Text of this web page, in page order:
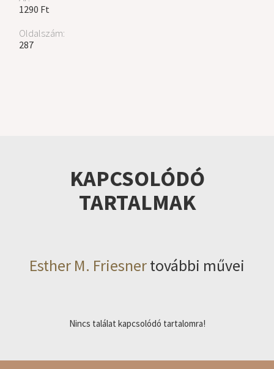
1290 Ft
Oldalszám:
287
KAPCSOLÓDÓ
TARTALMAK
Esther M. Friesnertovábbi művei
Nincs találat kapcsolódó tartalomra!